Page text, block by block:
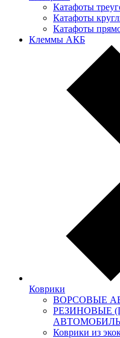
Катафоты
Катафоты
Катафоты
Клеммы АКБ
Коврики
ВОРСОВЫЕ
РЕЗИНОВЫЕ
Коврики из